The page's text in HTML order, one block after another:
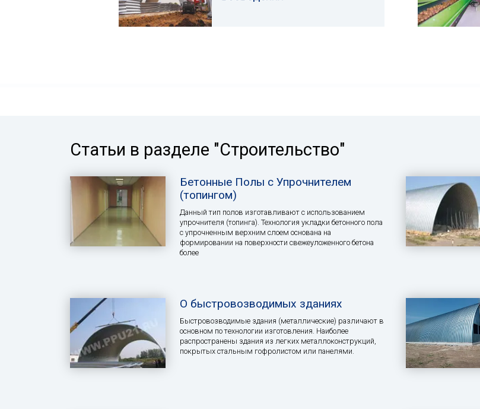
Статьи в разделе "Строительство"
Бетонные Полы с Упрочнителем
(топингом)
Данный тип полов изготавливают с использованием
упрочнителя (топинга). Технология укладки бетонного пола
с упрочненным верхним слоем основана на
формировании на поверхности свежеуложенного бетона
более
О быстровозводимых зданиях
Быстровозводимые здания (металлические) различают в
основном по технологии изготовления. Наиболее
распространены здания из легких металлоконструкций,
покрытых стальным гофролистом или панелями.